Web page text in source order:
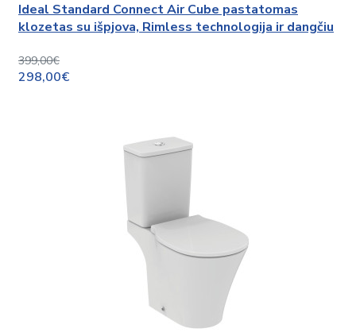
Ideal Standard Connect Air Cube pastatomas
klozetas su išpjova, Rimless technologija ir dangčiu
399,00€
298,00€